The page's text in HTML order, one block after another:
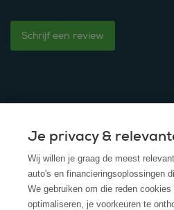
Schrijf een review
© 2025 - ROS Krediet Service
Algemene Voorwaarden
Disclaimer
Je privacy &
Wij willen je graag de meest
auto's en financieringsoplossingen
We gebruiken om die reden
optimaliseren, je voorkeuren te